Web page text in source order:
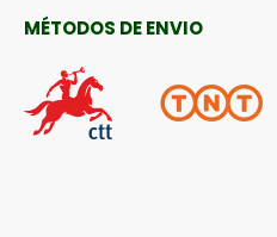
MÉTODOS DE ENVIO